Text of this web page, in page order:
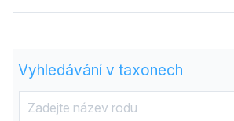
Vyhledávání v taxonech